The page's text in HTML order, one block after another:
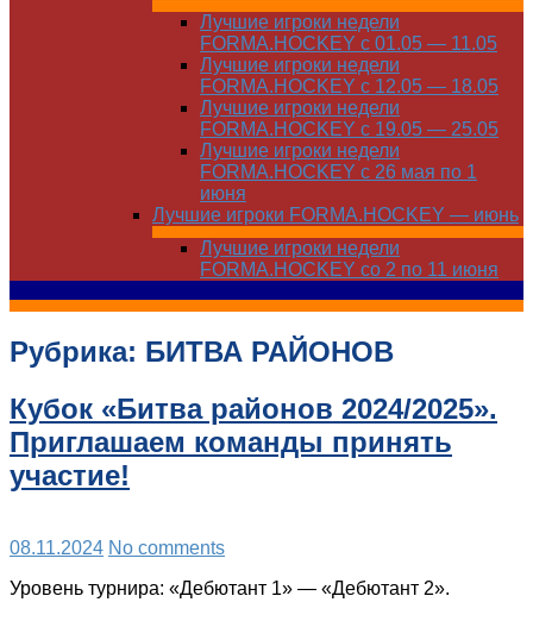
Лучшие игроки недели
FORMA.HOCKEY с 01.05 — 11.05
Лучшие игроки недели
FORMA.HOCKEY с 12.05 — 18.05
Лучшие игроки недели
FORMA.HOCKEY с 19.05 — 25.05
Лучшие игроки недели
FORMA.HOCKEY с 26 мая по 1
июня
Лучшие игроки FORMA.HOCKEY — июнь
Лучшие игроки недели
FORMA.HOCKEY со 2 по 11 июня
Рубрика: БИТВА РАЙОНОВ
Кубок «Битва районов 2024/2025».
Приглашаем команды принять
участие!
08.11.2024 No comments
Уровень турнира: «Дебютант 1» — «Дебютант 2».